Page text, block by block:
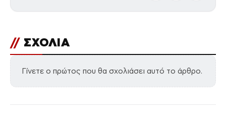
// ΣΧΟΛΙΑ
Γίνετε ο πρώτος που θα σχολιάσει αυτό το άρθρο.